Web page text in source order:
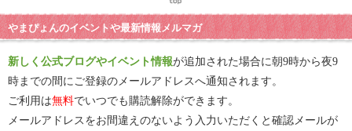
やまぴょんのイベントや最新情報メルマガ
新しく公式ブログやイベント情報が追加された場合に朝9時から夜9
時までの間にご登録のメールアドレスへ通知されます。
ご利用は無料でいつでも購読解除ができます。
メールアドレスをお間違えのないよう入力いただくと確認メールが